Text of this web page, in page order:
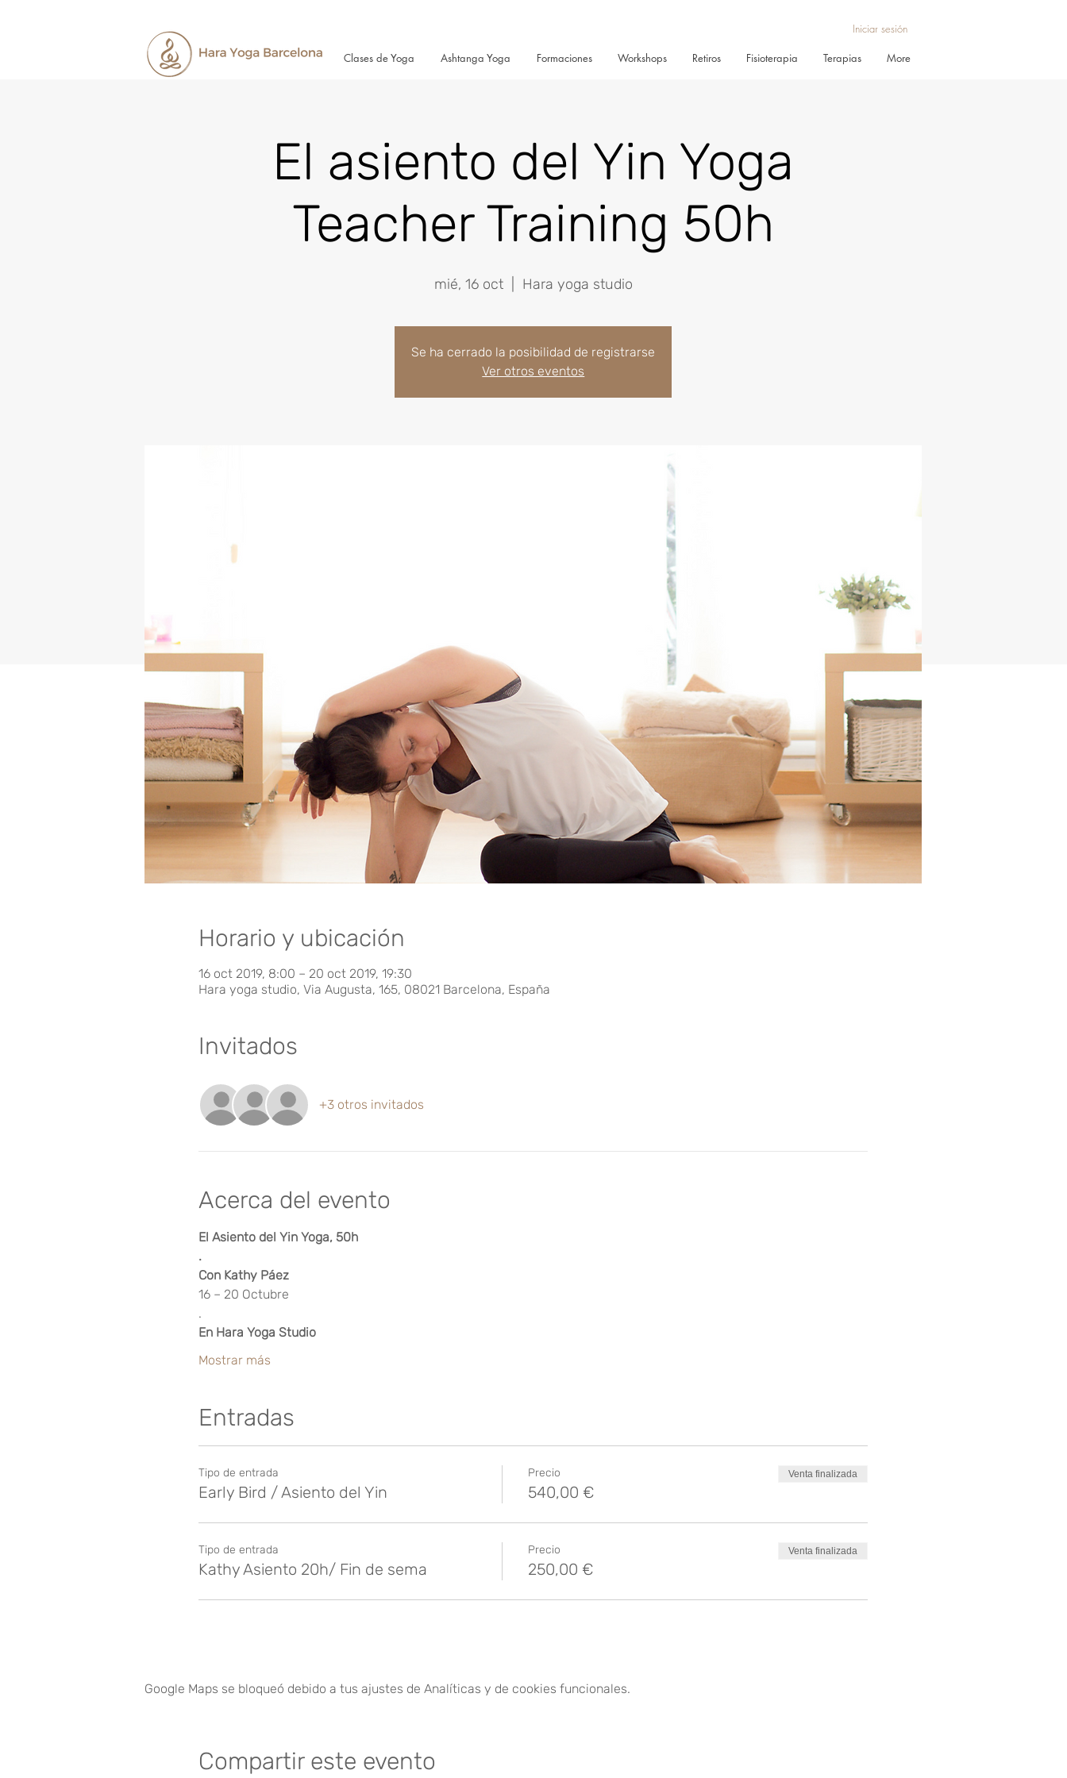
Iniciar sesión
Clases de Yoga Ashtanga Yoga Formaciones Workshops Retiros Fisioterapia Terapias More
El asiento del Yin Yoga
Teacher Training 50h
mié, 16 oct
  |
Hara yoga studio
Se ha cerrado la posibilidad de registrarse
Ver otros eventos
Horario y ubicación
16 oct 2019, 8:00 – 20 oct 2019, 19:30
Hara yoga studio, Via Augusta, 165, 08021 Barcelona, España
Invitados
+3 otros invitados
Acerca del evento
El Asiento del Yin Yoga, 50h
.
Con Kathy Páez
16 – 20 Octubre
.
En Hara Yoga Studio
Mostrar más
Entradas
Tipo de entrada
Early Bird / Asiento del Yin
Precio
540,00 €
Venta finalizada
Tipo de entrada
Kathy Asiento 20h/ Fin de sema
Precio
250,00 €
Venta finalizada
Google Maps se bloqueó debido a tus ajustes de Analíticas y de cookies funcionales.
Compartir este evento